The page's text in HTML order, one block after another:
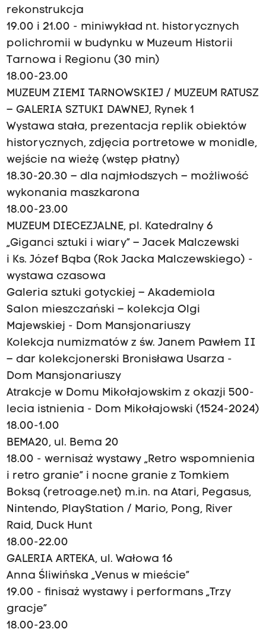
rekonstrukcja
19.00 i 21.00 - miniwykład nt. historycznych
polichromii w budynku w Muzeum Historii
Tarnowa i Regionu (30 min)
18.00-23.00
MUZEUM ZIEMI TARNOWSKIEJ / MUZEUM RATUSZ
– GALERIA SZTUKI DAWNEJ, Rynek 1
Wystawa stała, prezentacja replik obiektów
historycznych, zdjęcia portretowe w monidle,
wejście na wieżę (wstęp płatny)
18.30-20.30 – dla najmłodszych – możliwość
wykonania maszkarona
18.00-23.00
MUZEUM DIECEZJALNE, pl. Katedralny 6
„Giganci sztuki i wiary” – Jacek Malczewski
i Ks. Józef Bąba (Rok Jacka Malczewskiego) -
wystawa czasowa
Galeria sztuki gotyckiej – Akademiola
Salon mieszczański – kolekcja Olgi
Majewskiej - Dom Mansjonariuszy
Kolekcja numizmatów z św. Janem Pawłem II
– dar kolekcjonerski Bronisława Usarza -
Dom Mansjonariuszy
Atrakcje w Domu Mikołajowskim z okazji 500-
lecia istnienia - Dom Mikołajowski (1524-2024)
18.00-1.00
BEMA20, ul. Bema 20
18.00 - wernisaż wystawy „Retro wspomnienia
i retro granie” i nocne granie z Tomkiem
Boksą (retroage.net) m.in. na Atari, Pegasus,
Nintendo, PlayStation / Mario, Pong, River
Raid, Duck Hunt
18.00-22.00
GALERIA ARTEKA, ul. Wałowa 16
Anna Śliwińska „Venus w mieście”
19.00 - finisaż wystawy i performans „Trzy
gracje”
18.00-23.00